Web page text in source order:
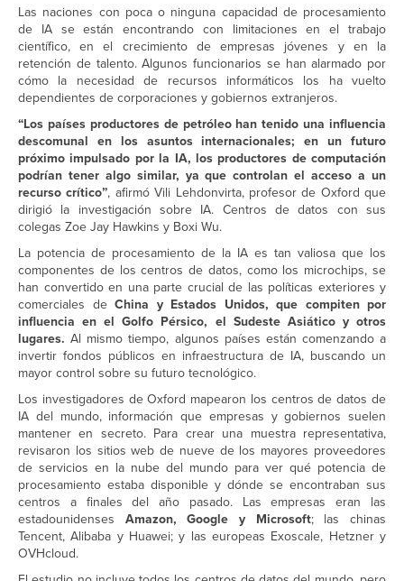
Las naciones con poca o ninguna capacidad de procesamiento
de IA se están encontrando con limitaciones en el trabajo
científico, en el crecimiento de empresas jóvenes y en la
retención de talento. Algunos funcionarios se han alarmado por
cómo la necesidad de recursos informáticos los ha vuelto
dependientes de corporaciones y gobiernos extranjeros.
“Los países productores de petróleo han tenido una influencia
descomunal en los asuntos internacionales; en un futuro
próximo impulsado por la IA, los productores de computación
podrían tener algo similar, ya que controlan el acceso a un
recurso crítico”, afirmó Vili Lehdonvirta, profesor de Oxford que
dirigió la investigación sobre IA. Centros de datos con sus
colegas Zoe Jay Hawkins y Boxi Wu.
La potencia de procesamiento de la IA es tan valiosa que los
componentes de los centros de datos, como los microchips, se
han convertido en una parte crucial de las políticas exteriores y
comerciales de China y Estados Unidos, que compiten por
influencia en el Golfo Pérsico, el Sudeste Asiático y otros
lugares. Al mismo tiempo, algunos países están comenzando a
invertir fondos públicos en infraestructura de IA, buscando un
mayor control sobre su futuro tecnológico.
Los investigadores de Oxford mapearon los centros de datos de
IA del mundo, información que empresas y gobiernos suelen
mantener en secreto. Para crear una muestra representativa,
revisaron los sitios web de nueve de los mayores proveedores
de servicios en la nube del mundo para ver qué potencia de
procesamiento estaba disponible y dónde se encontraban sus
centros a finales del año pasado. Las empresas eran las
estadounidenses Amazon, Google y Microsoft; las chinas
Tencent, Alibaba y Huawei; y las europeas Exoscale, Hetzner y
OVHcloud.